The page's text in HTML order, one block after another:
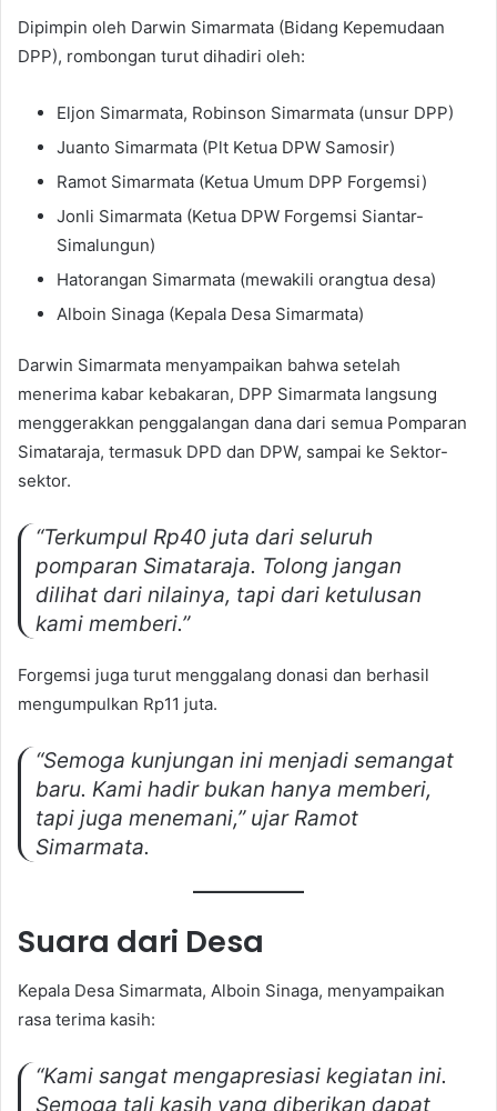
Dipimpin oleh Darwin Simarmata (Bidang Kepemudaan
DPP), rombongan turut dihadiri oleh:
Eljon Simarmata, Robinson Simarmata (unsur DPP)
Juanto Simarmata (Plt Ketua DPW Samosir)
Ramot Simarmata (Ketua Umum DPP Forgemsi)
Jonli Simarmata (Ketua DPW Forgemsi Siantar-
Simalungun)
Hatorangan Simarmata (mewakili orangtua desa)
Alboin Sinaga (Kepala Desa Simarmata)
Darwin Simarmata menyampaikan bahwa setelah
menerima kabar kebakaran, DPP Simarmata langsung
menggerakkan penggalangan dana dari semua Pomparan
Simataraja, termasuk DPD dan DPW, sampai ke Sektor-
sektor.
“Terkumpul Rp40 juta dari seluruh
pomparan Simataraja. Tolong jangan
dilihat dari nilainya, tapi dari ketulusan
kami memberi.”
Forgemsi juga turut menggalang donasi dan berhasil
mengumpulkan Rp11 juta.
“Semoga kunjungan ini menjadi semangat
baru. Kami hadir bukan hanya memberi,
tapi juga menemani,” ujar Ramot
Simarmata.
Suara dari Desa
Kepala Desa Simarmata, Alboin Sinaga, menyampaikan
rasa terima kasih:
“Kami sangat mengapresiasi kegiatan ini.
Semoga tali kasih yang diberikan dapat